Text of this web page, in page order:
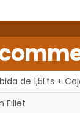
de 1,5Lts +
Fillet